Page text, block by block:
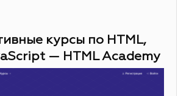
курсы по HTML,
— HTML Academy